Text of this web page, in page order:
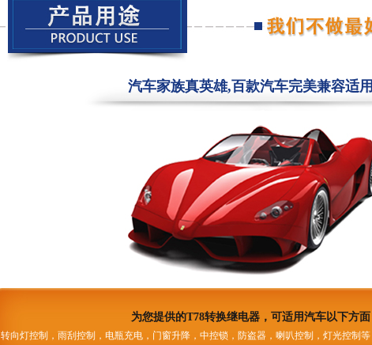
汽车家族真英雄,百款汽车完美兼容适用
为您提供的T78转换继电器，可适用汽车以下方面
转向灯控制，雨刮控制，电瓶充电，门窗升降，中控锁，防盗器，喇叭控制，灯光控制等